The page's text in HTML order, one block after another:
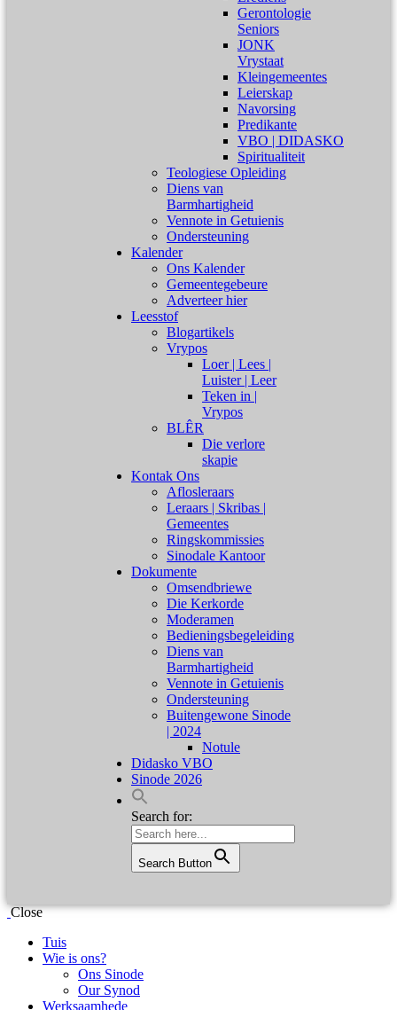
Gerontologie
Seniors
JONK
Vrystaat
Kleingemeentes
Leierskap
Navorsing
Predikante
VBO | DIDASKO
Spiritualiteit
Teologiese Opleiding
Diens van
Barmhartigheid
Vennote in Getuienis
Ondersteuning
Kalender
Ons Kalender
Gemeentegebeure
Adverteer hier
Leesstof
Blogartikels
Vrypos
Loer | Lees |
Luister | Leer
Teken in |
Vrypos
BLÊR
Die verlore
skapie
Kontak Ons
Aflosleraars
Leraars | Skribas |
Gemeentes
Ringskommissies
Sinodale Kantoor
Dokumente
Omsendbriewe
Die Kerkorde
Moderamen
Bedieningsbegeleiding
Diens van
Barmhartigheid
Vennote in Getuienis
Ondersteuning
Buitengewone Sinode
| 2024
Notule
Didasko VBO
Sinode 2026
Search for:
Search Button
Close
Tuis
Wie is ons?
Ons Sinode
Our Synod
Werksaamhede